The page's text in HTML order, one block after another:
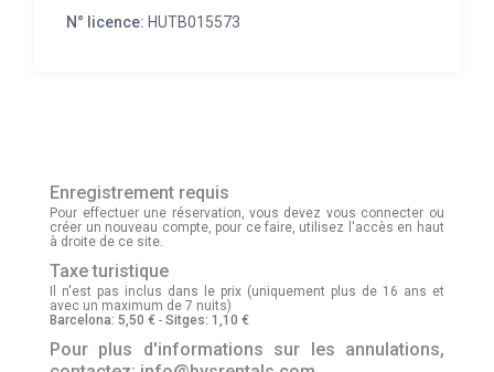
N° licence: HUTB015573
Enregistrement requis
Pour effectuer une réservation, vous devez vous connecter ou
créer un nouveau compte, pour ce faire, utilisez l'accès en haut
à droite de ce site.
Taxe turistique
Il n'est pas inclus dans le prix (uniquement plus de 16 ans et
avec un maximum de 7 nuits)
Barcelona: 5,50 € -Sitges: 1,10 €
Pour plus d'informations sur les annulations,